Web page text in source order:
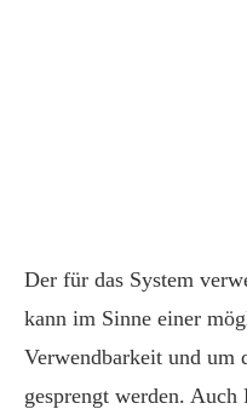
Der für das System
kann im Sinne einer
Verwendbarkeit und um
gesprengt werden. Auch